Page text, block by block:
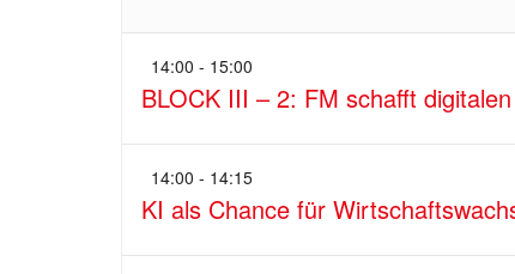
14:00 - 15:00
BLOCK III – 2: FM schafft
14:00 - 14:15
KI als Chance für